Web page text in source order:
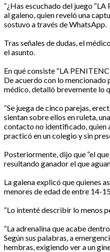
“¿Has escuchado del juego
al galeno, quien reveló una
sostuvo a través de WhatsApp.
Tras señales de dudas, el
el asunto.
En qué consiste “LA
De acuerdo con lo
médico, detalló brevemente lo
“Se juega de cinco parejas,
sientan sobre ellos en ruleta,
contacto no identificado, quien
practicó en un colegio y sin
Posteriormente, dijo que “el
resultando ganador el que
La galena explicó que quienes
menores de edad de entre 14-
“Lo intenté describir lo menos
“La adrenalina que acabe
Según sus palabras, a
hembras, exigiendo ver a un